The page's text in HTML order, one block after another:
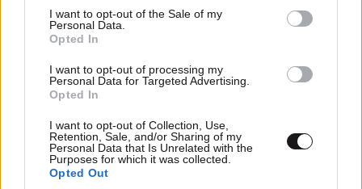
consent section.
I want to opt-out of the Sale of my
Personal Data.
Opted In
I want to opt-out of processing my
Personal Data for Targeted Advertising.
Opted In
I want to opt-out of Collection, Use,
Retention, Sale, and/or Sharing of my
Personal Data that Is Unrelated with the
Purposes for which it was collected.
Opted Out